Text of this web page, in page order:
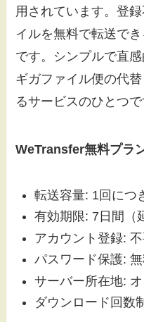
用されています。登
イルを無料で転送で
です。シンプルで直
ギガファイル便の代
るサービスのひとつで
WeTransfer無料プラ
転送容量: 1回につ
有効期限: 7日間（
アカウント登録:
パスワード保護:
サーバー所在地: オ
ダウンロード回数